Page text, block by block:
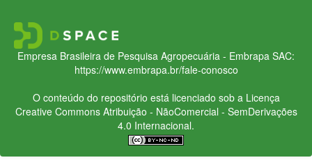
Empresa Brasileira de Pesquisa Agropecuária - Embrapa SAC:
https://www.embrapa.br/fale-conosco
O conteúdo do repositório está licenciado sob a Licença
Creative CommonsAtribuição - NãoComercial - SemDerivações
4.0 Internacional.